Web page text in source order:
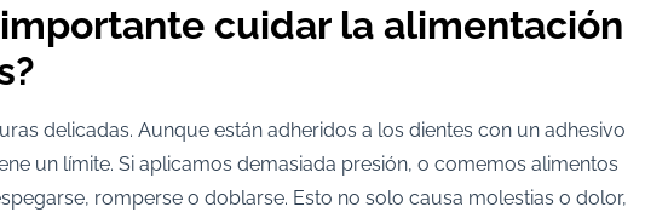
importante cuidar la alimentación
delicadas. Aunque están adheridos a los dientes con un adhesivo
un límite. Si aplicamos demasiada presión, o comemos alimentos
romperse o doblarse. Esto no solo causa molestias o dolor,